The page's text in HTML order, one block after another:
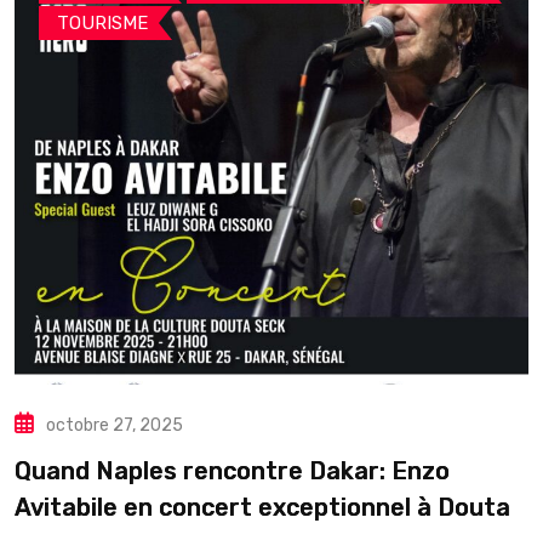
TOURISME
octobre 27, 2025
Quand Naples rencontre Dakar: Enzo
Avitabile en concert exceptionnel à Douta